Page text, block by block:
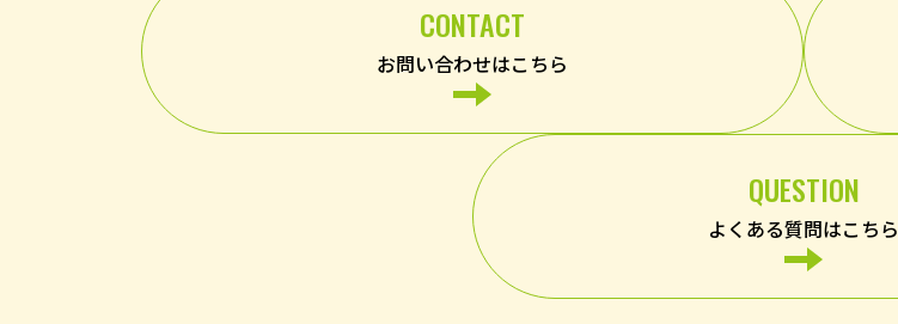
CONTACT
お問い合わせはこちら
QUESTION
よくある質問はこちら